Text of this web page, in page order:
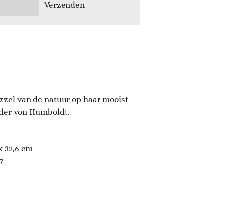
Verzenden
van de natuur op haar mooist
von Humboldt.
32,6 cm